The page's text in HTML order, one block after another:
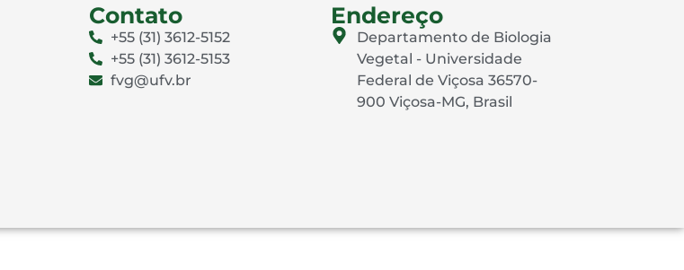
Contato
+55 (31) 3612-5152
+55 (31) 3612-5153
fvg@ufv.br
Endereço
Departamento de Biologia
Vegetal - Universidade
Federal de Viçosa 36570-
900 Viçosa-MG, Brasil